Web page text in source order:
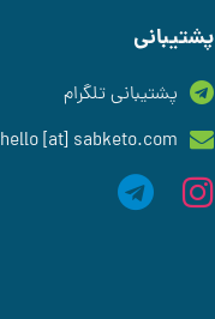
پشتیبانی
پشتیبانی تلگرام
hello [at] sabketo.com